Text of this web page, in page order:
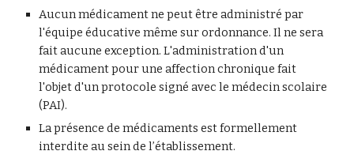
Aucun médicament ne peut être administré par
l'équipe éducative même sur ordonnance. Il ne sera
fait aucune exception. L'administration d'un
médicament pour une affection chronique fait
l'objet d'un protocole signé avec le médecin scolaire
(PAI).
La présence de médicaments est formellement
interdite au sein de l’établissement.